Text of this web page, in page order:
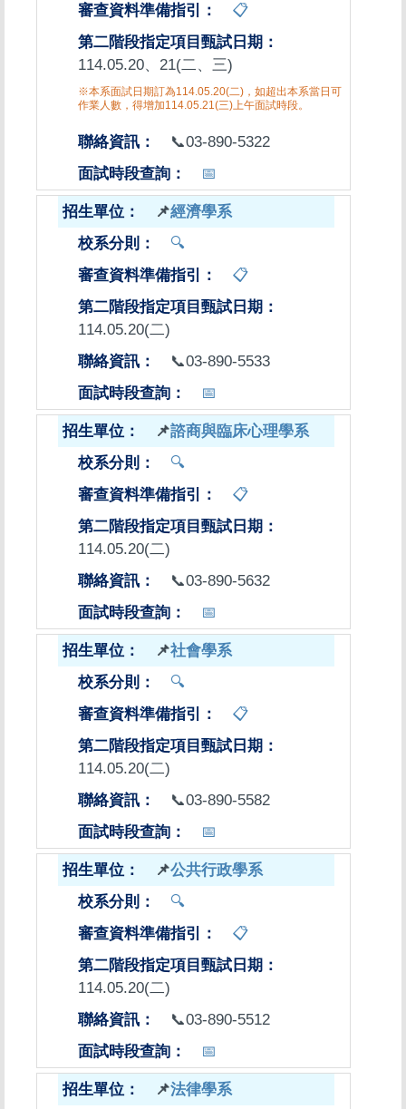
📋
114.05.20、21(二、三)
※本系面試日期訂為114.05.20(二)，如超出本系當日可
作業人數，得增加114.05.21(三)上午面試時段。
📞03-890-5322
📅
📌經濟學系
🔍
📋
114.05.20(二)
📞03-890-5533
📅
📌諮商與臨床心理學系
🔍
📋
114.05.20(二)
📞03-890-5632
📅
📌社會學系
🔍
📋
114.05.20(二)
📞03-890-5582
📅
📌公共行政學系
🔍
📋
114.05.20(二)
📞03-890-5512
📅
📌法律學系